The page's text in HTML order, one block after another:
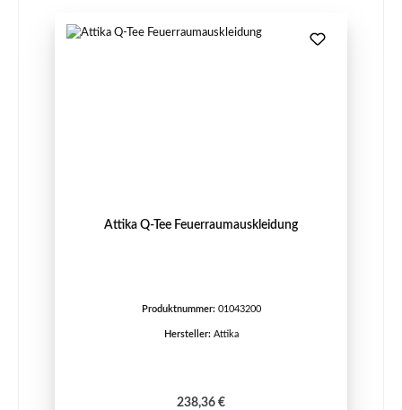
Attika Q-Tee Feuerraumauskleidung
Produktnummer: 01043200
Hersteller: Attika
Regulärer Preis:
238,36 €